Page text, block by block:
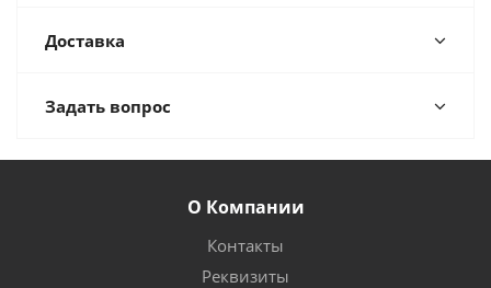
Доставка
Задать вопрос
О Компании
Контакты
Реквизиты